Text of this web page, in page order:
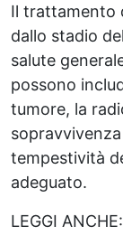
Il trattamento
dallo stadio
salute
possono
tumore, la
tempestività
adeguato.
LEGGI ANCHE: